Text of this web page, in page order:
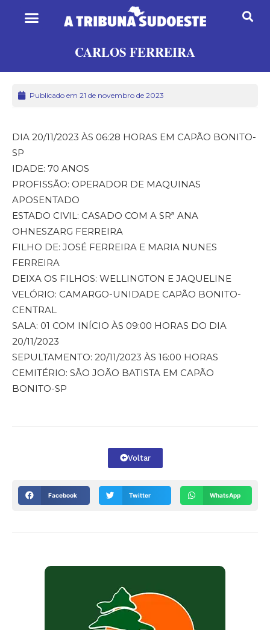
CARLOS FERREIRA
Publicado em 21 de novembro de 2023
DIA 20/11/2023 ÀS 06:28 HORAS EM CAPÃO BONITO-
SP
IDADE: 70 ANOS
PROFISSÃO: OPERADOR DE MAQUINAS
APOSENTADO
ESTADO CIVIL: CASADO COM A SRª ANA
OHNESZARG FERREIRA
FILHO DE: JOSÉ FERREIRA E MARIA NUNES
FERREIRA
DEIXA OS FILHOS: WELLINGTON E JAQUELINE
VELÓRIO: CAMARGO-UNIDADE CAPÃO BONITO-
CENTRAL
SALA: 01 COM INÍCIO ÀS 09:00 HORAS DO DIA
20/11/2023
SEPULTAMENTO: 20/11/2023 ÀS 16:00 HORAS
CEMITÉRIO: SÃO JOÃO BATISTA EM CAPÃO
BONITO-SP
Voltar
Facebook Twitter WhatsApp